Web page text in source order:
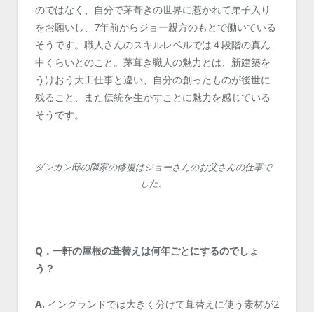
のではなく、自分で茅葺きの世界に惹かれて弟子入り
をお願いし、7年前からジョー親方のもとで働いている
そうです。職人さんのスキルレベルでは４段階の真ん
中くらいとのこと。 茅葺き職人の魅力とは、新建築を
うけおう大工仕事と違い、自分の創ったものが後世に
残ること、また伝統を生かすことに魅力を感じている
そうです。
ダンカン邸の隣家の修復はジョーさんのお父さんの仕事で
した。
Q．一軒の屋根の葺替えは何年ごとにするのでしょ
う？
A. イングランドでは大きく分けて葺替えに使う素材が2